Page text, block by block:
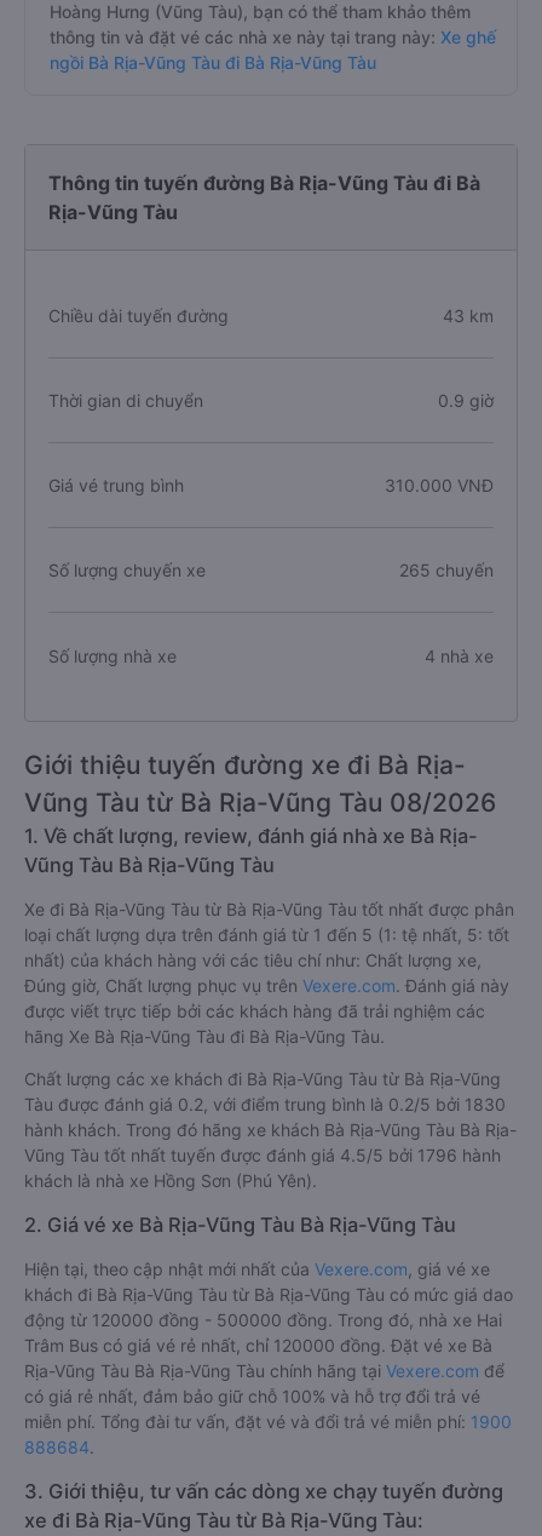
Hoàng Hưng (Vũng Tàu), bạn có thể tham khảo thêm
thông tin và đặt vé các nhà xe này tại trang này: Xe ghế
ngồi Bà Rịa-Vũng Tàu đi Bà Rịa-Vũng Tàu
Thông tin tuyến đường Bà Rịa-Vũng Tàu đi Bà
Rịa-Vũng Tàu
Chiều dài tuyến đường 43 km
Thời gian di chuyển 0.9 giờ
Giá vé trung bình 310.000 VNĐ
Số lượng chuyến xe 265 chuyến
Số lượng nhà xe 4 nhà xe
Giới thiệu tuyến đường xe đi Bà Rịa-
Vũng Tàu từ Bà Rịa-Vũng Tàu 08/2026
1. Về chất lượng, review, đánh giá nhà xe Bà Rịa-
Vũng Tàu Bà Rịa-Vũng Tàu
Xe đi Bà Rịa-Vũng Tàu từ Bà Rịa-Vũng Tàu tốt nhất được phân
loại chất lượng dựa trên đánh giá từ 1 đến 5 (1: tệ nhất, 5: tốt
nhất) của khách hàng với các tiêu chí như: Chất lượng xe,
Đúng giờ, Chất lượng phục vụ trên Vexere.com. Đánh giá này
được viết trực tiếp bởi các khách hàng đã trải nghiệm các
hãng Xe Bà Rịa-Vũng Tàu đi Bà Rịa-Vũng Tàu.
Chất lượng các xe khách đi Bà Rịa-Vũng Tàu từ Bà Rịa-Vũng
Tàu được đánh giá 0.2, với điểm trung bình là 0.2/5 bởi 1830
hành khách. Trong đó hãng xe khách Bà Rịa-Vũng Tàu Bà Rịa-
Vũng Tàu tốt nhất tuyến được đánh giá 4.5/5 bởi 1796 hành
khách là nhà xe Hồng Sơn (Phú Yên).
2. Giá vé xe Bà Rịa-Vũng Tàu Bà Rịa-Vũng Tàu
Hiện tại, theo cập nhật mới nhất của Vexere.com , giá vé xe
khách đi Bà Rịa-Vũng Tàu từ Bà Rịa-Vũng Tàu có mức giá dao
động từ 120000 đồng - 500000 đồng. Trong đó, nhà xe Hai
Trâm Bus có giá vé rẻ nhất, chỉ 120000 đồng. Đặt vé xe Bà
Rịa-Vũng Tàu Bà Rịa-Vũng Tàu chính hãng tại Vexere.com để
có giá rẻ nhất, đảm bảo giữ chỗ 100% và hỗ trợ đổi trả vé
miễn phí. Tổng đài tư vấn, đặt vé và đổi trả vé miễn phí: 1900
888684.
3. Giới thiệu, tư vấn các dòng xe chạy tuyến đường
xe đi Bà Rịa-Vũng Tàu từ Bà Rịa-Vũng Tàu: